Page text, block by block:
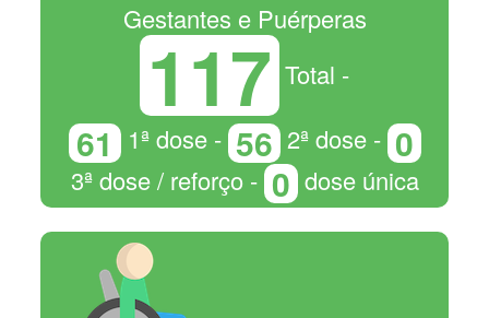
Gestantes e Puérperas
117 Total -
61 1ª dose - 56 2ª dose - 0
3ª dose / reforço - 0 dose única